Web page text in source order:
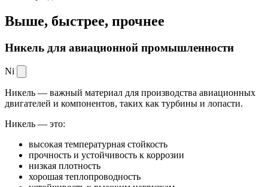
Выше, быстрее, прочнее
Никель для авиационной промышленности
Ni
Никель — важный материал для производства авиационных
двигателей и компонентов, таких как турбины и лопасти.
Никель — это:
высокая температурная стойкость
прочность и устойчивость к коррозии
низкая плотность
хорошая теплопроводность